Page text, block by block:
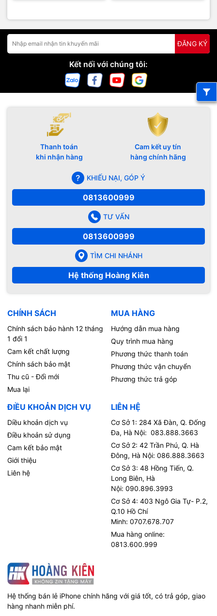
ĐĂNG KÝ
Kết nối với chúng tôi:
Thanh toán
khi nhận hàng
Cam kết uy tín
hàng chính hãng
KHIẾU NẠI, GÓP Ý
0813600999
TƯ VẤN
0813600999
TÌM CHI NHÁNH
Hệ thống Hoàng Kiên
CHÍNH SÁCH
Chính sách bảo hành 12 tháng
1 đổi 1
Cam kết chất lượng
Chính sách bảo mật
Thu cũ - Đổi mới
Mua lại
MUA HÀNG
Hướng dẫn mua hàng
Quy trình mua hàng
Phương thức thanh toán
Phương thức vận chuyển
Phương thức trả góp
ĐIỀU KHOẢN DỊCH VỤ
Diều khoản dịch vụ
Điều khoản sử dụng
Cam kết bảo mật
Giới thiệu
Liên hệ
LIÊN HỆ
Cơ Sở 1: 284 Xã Đàn, Q. Đống
Đa, Hà Nội: 083.888.3663
Cơ Sở 2: 42 Trần Phú, Q. Hà
Đông, Hà Nội: 086.888.3663
Cơ Sở 3: 48 Hồng Tiến, Q.
Long Biên, Hà
Nội: 090.896.3993
Cơ Sở 4: 403 Ngô Gia Tự- P.2,
Q.10 Hồ Chí
Minh: 0707.678.707
Mua hàng online:
0813.600.999
Hệ thống bán lẻ iPhone chính hãng với giá tốt, có trả góp, giao
hàng nhanh miễn phí.